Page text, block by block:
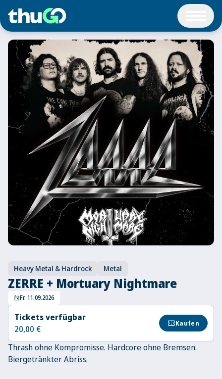
Heavy Metal & Hardrock Metal
ZERRE + Mortuary Nightmare
eventFr. 11.09.2026
Tickets verfügbar
20,00 €
confirmation_numberKaufen
Thrash ohne Kompromisse. Hardcore ohne Bremsen.
Biergetränkter Abriss.